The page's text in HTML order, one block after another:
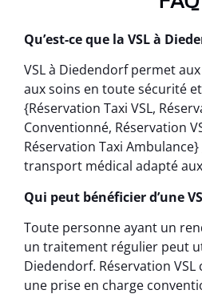
Qu’est-ce que la VSL à
VSL à Diedendorf permet
aux soins en toute sécurité
{Réservation Taxi VSL,
Conventionné, Réservation
Réservation Taxi
transport médical adapté
Qui peut bénéficier d’une
Toute personne ayant un
un traitement régulier peut
Diedendorf. Réservation
une prise en charge